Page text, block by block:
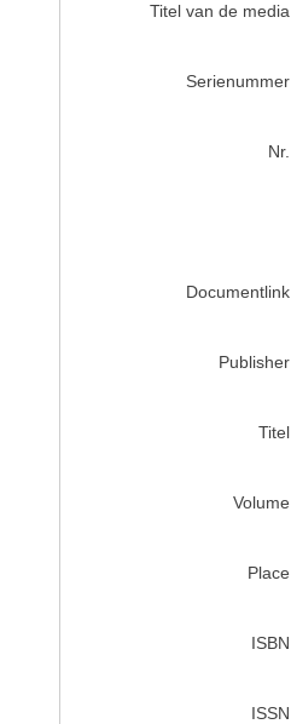
Titel van de media
Serienummer
Nr.
Documentlink
Publisher
Titel
Volume
Place
ISBN
ISSN